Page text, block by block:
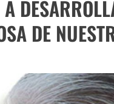
DE